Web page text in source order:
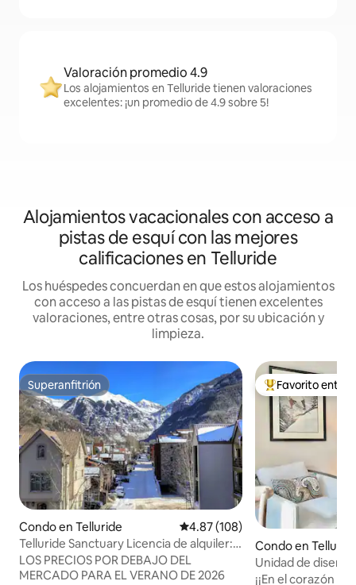
Valoración promedio 4.9
Los alojamientos en Telluride tienen valoraciones
excelentes: ¡un promedio de 4.9 sobre 5!
Alojamientos vacacionales con acceso a
pistas de esquí con las mejores
calificaciones en Telluride
Los huéspedes concuerdan en que estos alojamientos
con acceso a las pistas de esquí tienen excelentes
valoraciones, entre otras cosas, por su ubicación y
limpieza.
Superanfitrión
Superanfitrión
Condo en Telluride Calificación promedio: 4.87 de
4.87 (108)
Telluride Sanctuary Licencia de alquiler:
BL#906
LOS PRECIOS POR DEBAJO DEL
MERCADO PARA EL VERANO DE 2026
Favorito entre
Favorito entre
Condo en
Unidad de diseño
pasos de la
¡¡En el corazón